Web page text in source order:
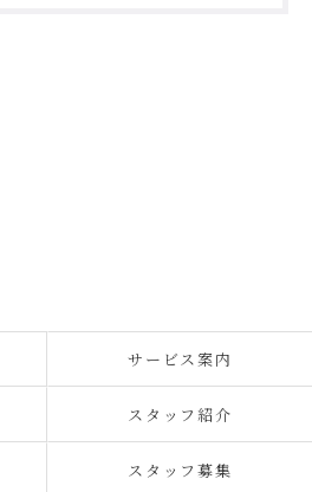
サービス案内
スタッフ紹介
スタッフ募集